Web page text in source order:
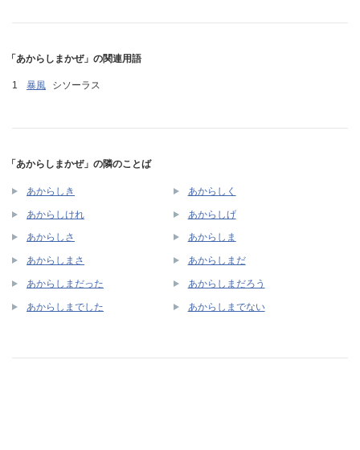
「あからしまかぜ」の関連用語
暴風 シソーラス
「あからしまかぜ」の隣のことば
あからしき あからしく
あからしけれ あからしげ
あからしさ あからしま
あからしまさ あからしまだ
あからしまだった あからしまだろう
あからしまでした あからしまでない